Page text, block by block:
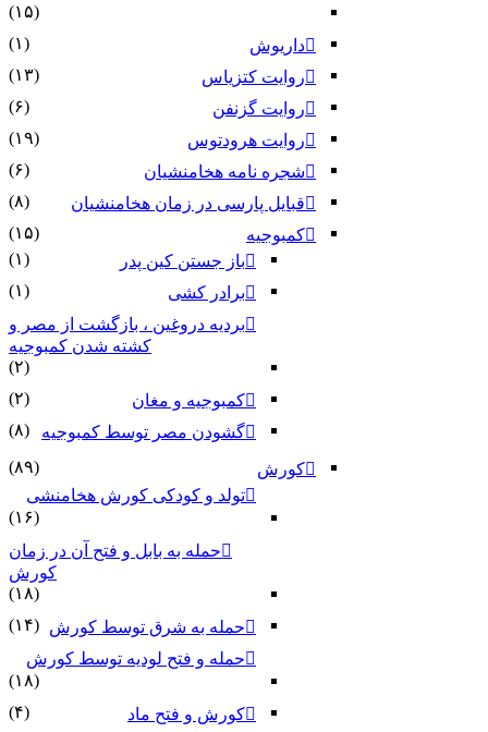
(۱۵)
داریوش
(۱)
روایت کتزیاس
(۱۳)
روایت گزنفن
(۶)
روایت هرودتوس
(۱۹)
شجره نامه هخامنشیان
(۶)
قبایل پارسی در زمان هخامنشیان
(۸)
کمبوجیه
(۱۵)
باز جستن کین پدر
(۱)
برادر کشی
(۱)
بردیه دروغین ، بازگشت از مصر و
کشته شدن کمبوجیه
(۲)
کمبوجیه و مغان
(۲)
گشودن مصر توسط کمبوجیه
(۸)
کورش
(۸۹)
تولد و کودکی کورش هخامنشی
(۱۶)
حمله به بابل و فتح آن در زمان
کورش
(۱۸)
حمله به شرق توسط کورش (۱۴)
حمله و فتح لودیه توسط کورش
(۱۸)
کورش و فتح ماد
(۴)